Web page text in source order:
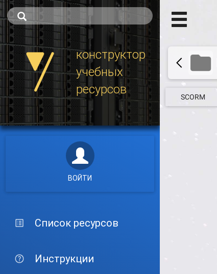
конструктор
учебных
ресурсов
ВОЙТИ
Список ресурсов
Инструкции
SCORM